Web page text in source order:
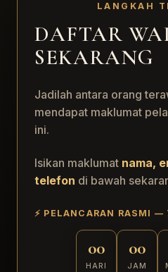
LANGKAH
DAFTAR
SEKARANG
Jadilah antara orang
mendapat maklumat
ini.
Isikan maklumat nama,
telefon di bawah
⚡ PELANCARAN RASMI
00
HARI
00
JAM